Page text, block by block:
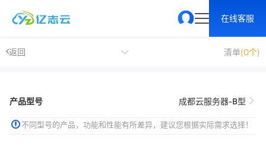
在线客服
返回 清单(0个)
产品型号 成都云服务器-B型
不同型号的产品，功能和性能有所差异，建议您根据实际需求选择！